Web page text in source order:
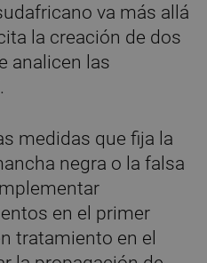
va más allá
la creación de dos
analicen las
medidas que fija la
negra o la falsa
en el primer
tratamiento en el